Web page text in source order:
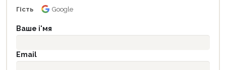
Гість Google
Ваше і'мя
Email